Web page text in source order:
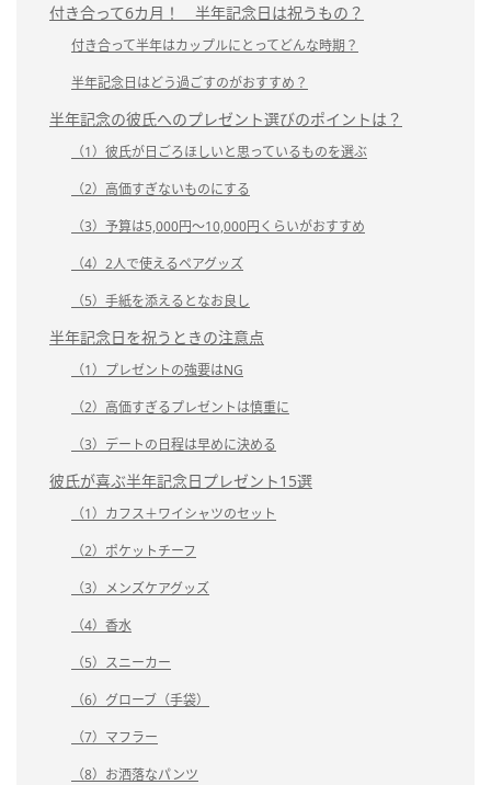
付き合って6カ月！ 半年記念日は祝うもの？
付き合って半年はカップルにとってどんな時期？
半年記念日はどう過ごすのがおすすめ？
半年記念の彼氏へのプレゼント選びのポイントは？
（1）彼氏が日ごろほしいと思っているものを選ぶ
（2）高価すぎないものにする
（3）予算は5,000円～10,000円くらいがおすすめ
（4）2人で使えるペアグッズ
（5）手紙を添えるとなお良し
半年記念日を祝うときの注意点
（1）プレゼントの強要はNG
（2）高価すぎるプレゼントは慎重に
（3）デートの日程は早めに決める
彼氏が喜ぶ半年記念日プレゼント15選
（1）カフス＋ワイシャツのセット
（2）ポケットチーフ
（3）メンズケアグッズ
（4）香水
（5）スニーカー
（6）グローブ（手袋）
（7）マフラー
（8）お洒落なパンツ